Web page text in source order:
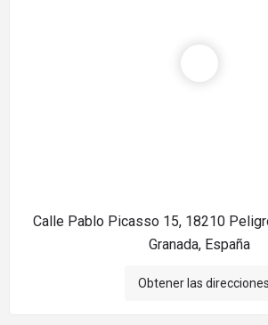
Calle Pablo Picasso 15, 18210
Granada, España
Obtener las direcciones